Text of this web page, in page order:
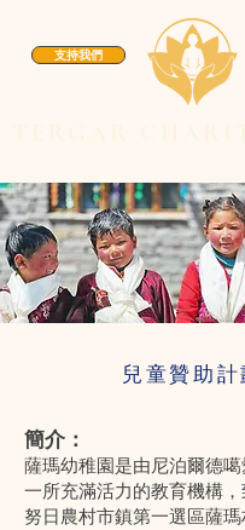
支持我們
兒童贊助計
簡介：
薩瑪幼稚園是由尼泊爾德
一所充滿活力的教育機構
努日農村市鎮第一選區薩